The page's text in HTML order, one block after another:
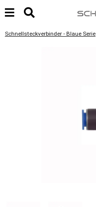
Schnellsteckverbinder - Blaue Serie